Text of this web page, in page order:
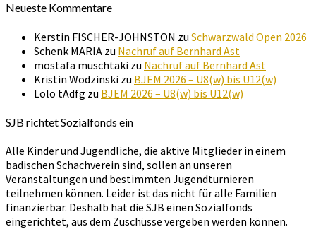
Neueste Kommentare
Kerstin FISCHER-JOHNSTON zu Schwarzwald Open 2026
Schenk MARIA zu Nachruf auf Bernhard Ast
mostafa muschtaki zu Nachruf auf Bernhard Ast
Kristin Wodzinski zu BJEM 2026 – U8(w) bis U12(w)
Lolo tAdfg zu BJEM 2026 – U8(w) bis U12(w)
SJB richtet Sozialfonds ein
Alle Kinder und Jugendliche, die aktive Mitglieder in einem
badischen Schachverein sind, sollen an unseren
Veranstaltungen und bestimmten Jugendturnieren
teilnehmen können. Leider ist das nicht für alle Familien
finanzierbar. Deshalb hat die SJB einen Sozialfonds
eingerichtet, aus dem Zuschüsse vergeben werden können.